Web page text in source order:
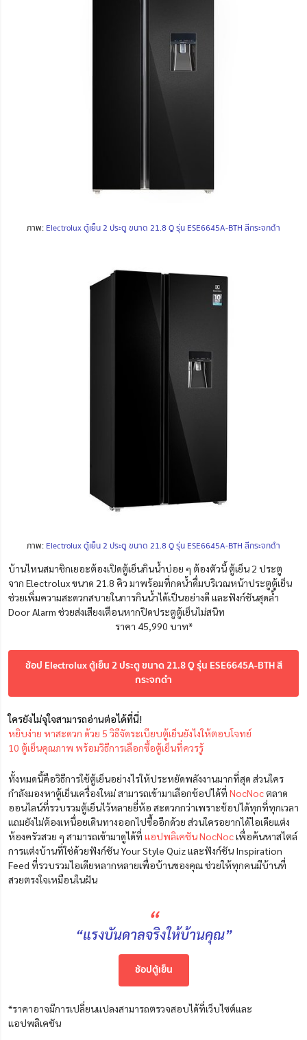
ภาพ: Electrolux ตู้เย็น 2 ประตู ขนาด 21.8 Q รุ่น ESE6645A-BTH สีกระจกดำ
ภาพ: Electrolux ตู้เย็น 2 ประตู ขนาด 21.8 Q รุ่น ESE6645A-BTH สีกระจกดำ
บ้านไหนสมาชิกเยอะต้องเปิดตู้เย็นกินน้ำบ่อย ๆ ต้องตัวนี้ ตู้เย็น 2 ประตู
จาก Electrolux ขนาด 21.8 คิว มาพร้อมที่กดน้ำดื่มบริเวณหน้าประตูตู้เย็น
ช่วยเพิ่มความสะดวกสบายในการกินน้ำได้เป็นอย่างดี และฟังก์ชันสุดล้ำ
Door Alarm ช่วยส่งเสียงเตือนหากปิดประตูตู้เย็นไม่สนิท
ราคา 45,990 บาท*
ช้อป Electrolux ตู้เย็น 2 ประตู ขนาด 21.8 Q รุ่น ESE6645A-BTH สี
กระจกดำ
ใครยังไม่จุใจสามารถอ่านต่อได้ที่นี่!
หยิบง่าย หาสะดวก ด้วย 5 วิธีจัดระเบียบตู้เย็นยังไงให้ตอบโจทย์
10 ตู้เย็นคุณภาพ พร้อมวิธีการเลือกซื้อตู้เย็นที่ควรรู้
ทั้งหมดนี้คือวิธีการใช้ตู้เย็นอย่างไรให้ประหยัดพลังงานมากที่สุด ส่วนใคร
กำลังมองหาตู้เย็นเครื่องใหม่ สามารถเข้ามาเลือกช้อปได้ที่ NocNocตลาด
ออนไลน์ที่รวบรวมตู้เย็นไว้หลายยี่ห้อ สะดวกกว่าเพราะช้อปได้ทุกที่ทุกเวลา
แถมยังไม่ต้องเหนื่อยเดินทางออกไปซื้ออีกด้วย ส่วนใครอยากได้ไอเดียแต่ง
ห้องครัวสวย ๆ สามารถเข้ามาดูได้ที่ แอปพลิเคชัน NocNocเพื่อค้นหาสไตล์
การแต่งบ้านที่ใช่ด้วยฟังก์ชัน Your Style Quiz และฟังก์ชัน Inspiration
Feed ที่รวบรวมไอเดียหลากหลายเพื่อบ้านของคุณ ช่วยให้ทุกคนมีบ้านที่
สวยตรงใจเหมือนในฝัน
“
“แรงบันดาลจริงให้บ้านคุณ”
ช้อปตู้เย็น
*ราคาอาจมีการเปลี่ยนแปลงสามารถตรวจสอบได้ที่เว็บไซต์และ
แอปพลิเคชัน